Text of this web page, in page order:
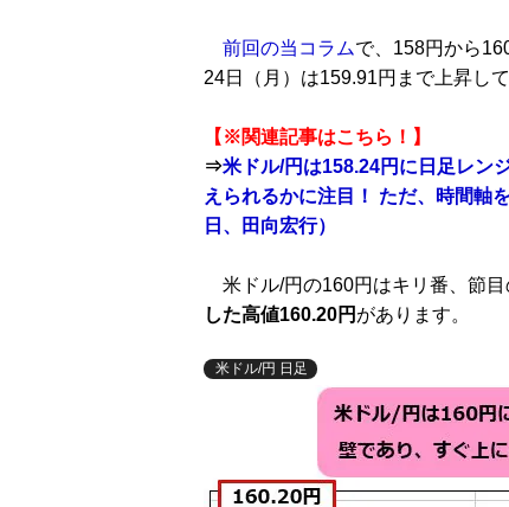
前回の当コラムで、158円から
24日（月）は159.91円まで上昇し
【※関連記事はこちら！】
⇒米ドル/円は158.24円に日足レン
えられるかに注目！ ただ、時間軸
日、田向宏行）
米ドル/円の160円はキリ番、節
した高値160.20円 があります。
米ドル/円 日足